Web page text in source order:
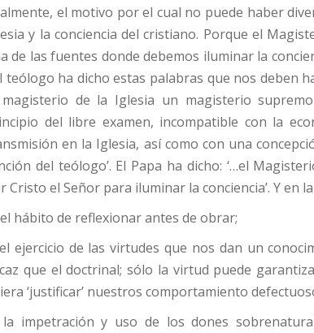
el motivo por el cual no puede haber
y la conciencia del cristiano. Porque el
de las fuentes donde debemos iluminar la
teólogo ha dicho estas palabras que nos deben
de la Iglesia un magisterio
del libre examen, incom­patible con la
en la Iglesia, así como con una
del teólogo’. El Papa ha dicho: ‘…el
Cristo el Señor para iluminar la conciencia’. Y en
hábito de reflexionar antes de obrar;
ejercicio de las virtudes que nos dan un
que el doctrinal; sólo la virtud puede
‘justificar’ nuestros comportamiento
impetración y uso de los dones